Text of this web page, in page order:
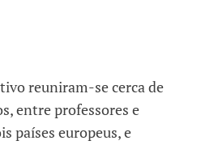
reuniram-se cerca de
entre professores e
países europeus, e